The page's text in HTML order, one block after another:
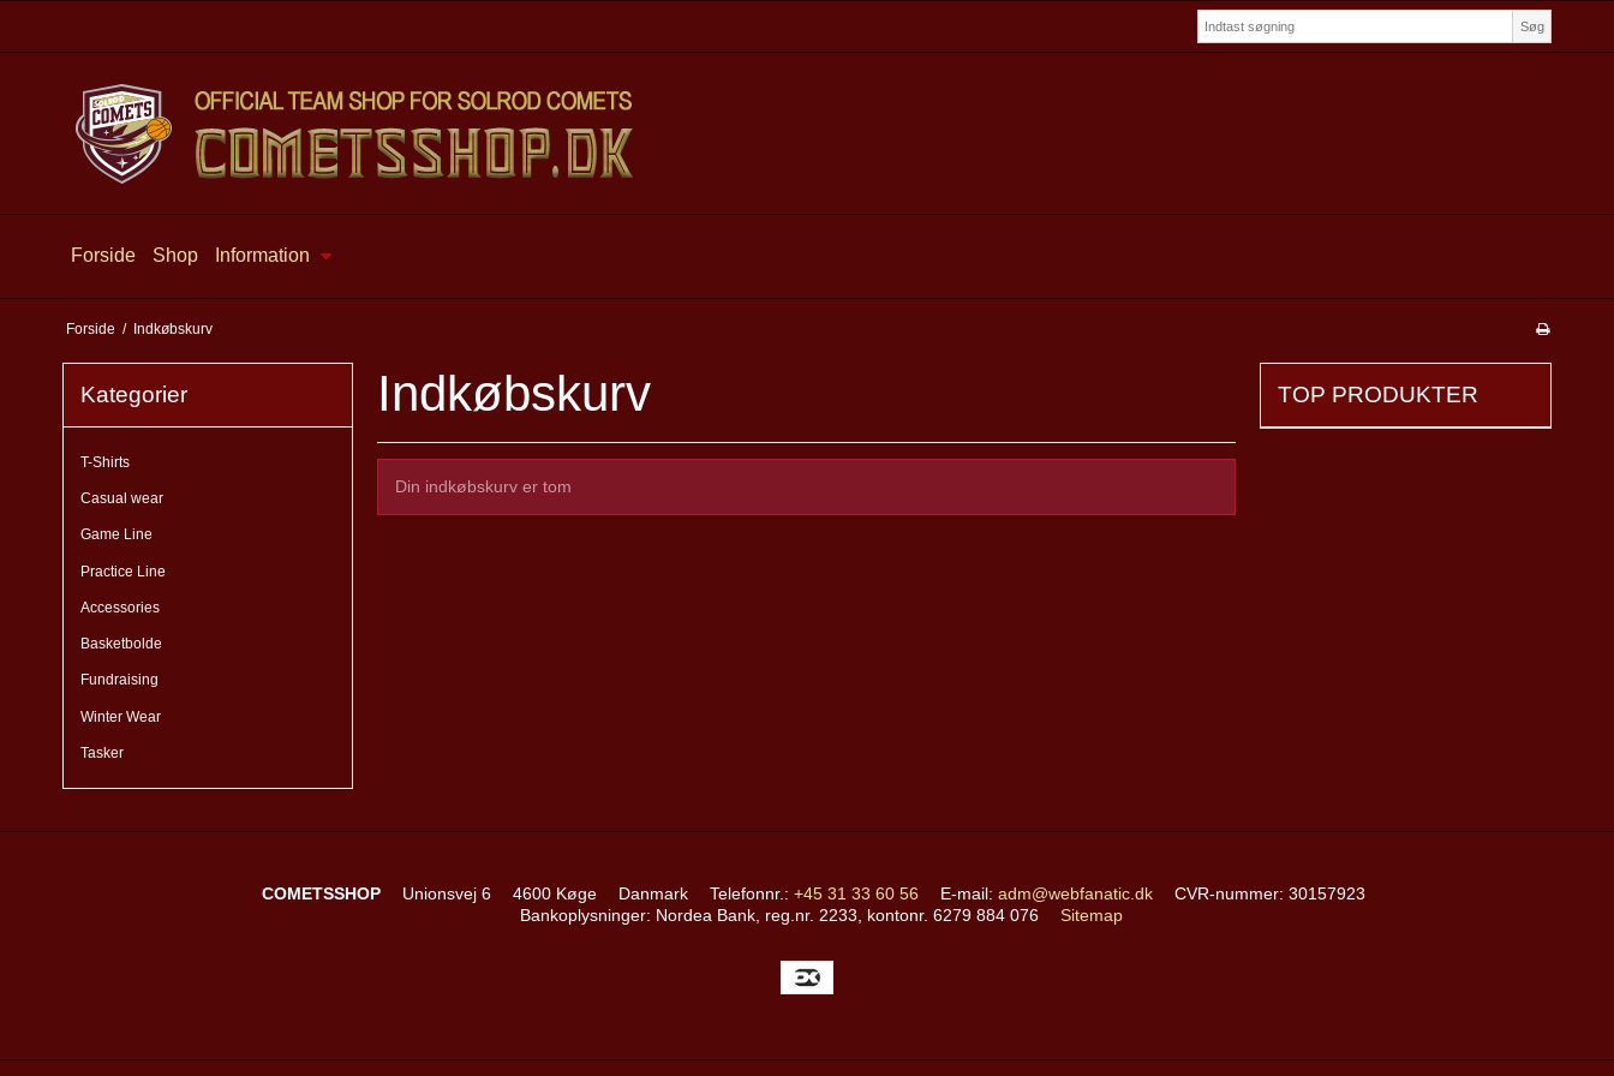
Søg
Forside Shop Information
Forside / Indkøbskurv
Kategorier
T-Shirts
Casual wear
Game Line
Practice Line
Accessories
Basketbolde
Fundraising
Winter Wear
Tasker
Indkøbskurv
Din indkøbskurv er tom
TOP PRODUKTER
COMETSSHOP Unionsvej 6 4600 Køge Danmark Telefonnr. : +45 31 33 60 56 E-mail: adm@webfanatic.dk CVR-nummer: 30157923
Bankoplysninger: Nordea Bank, reg.nr. 2233, kontonr. 6279 884 076 Sitemap